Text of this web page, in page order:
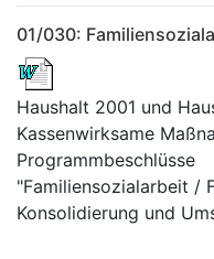
01/030:
Haushalt 2001 und
Kassenwirksame
Programmbeschlüsse
"Familiensozialarbeit /
Konsolidierung und